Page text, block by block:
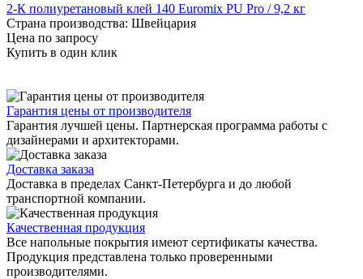
2-К полиуретановый клей 140 Euromix PU Pro / 9,2 кг
Страна производства: Швейцария
Цена по запросу
Купить в один клик
Гарантия цены от производителя
Гарантия лучшей цены. Партнерская программа работы с
дизайнерами и архитекторами.
Доставка заказа
Доставка в пределах Санкт-Петербурга и до любой
транспортной компании.
Качественная продукция
Все напольные покрытия имеют сертификаты качества.
Продукция представлена только проверенными
производителями.